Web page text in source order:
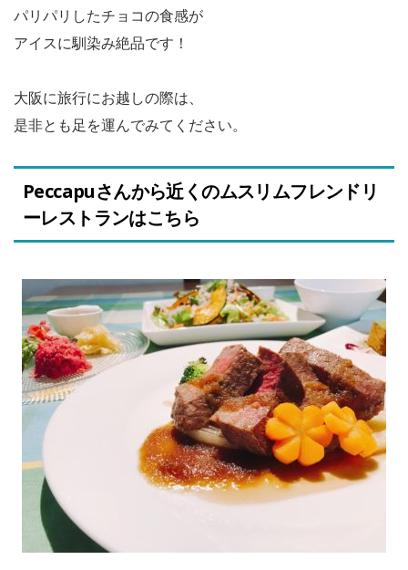
パリパリしたチョコの食感が
アイスに馴染み絶品です！
大阪に旅行にお越しの際は、
是非とも足を運んでみてください。
Peccapuさんから近くのムスリムフレンドリ
ーレストランはこちら